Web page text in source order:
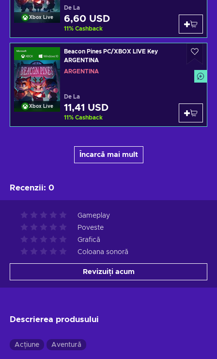
Xbox Live
De La
6,60 USD
11% Cashback
Xbox Live
Beacon Pines PC/XBOX LIVE Key
ARGENTINA
ARGENTINA
De La
11,41 USD
11% Cashback
Încarcă mai mult
Recenzii: 0
Gameplay
Poveste
Grafică
Coloana sonoră
Revizuiți acum
Descrierea produsului
Acțiune Aventură